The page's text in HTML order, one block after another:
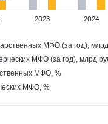
2023 2024
МФО (за год),
МФО (за год), млрд
МФО, %
МФО, %